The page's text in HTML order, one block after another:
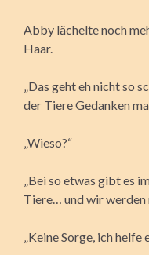
Abby lächelte noch
Haar.
„Das geht eh nicht so
der Tiere Gedanken
„Wieso?“
„Bei so etwas gibt es
Tiere… und wir
„Keine Sorge, ich helfe